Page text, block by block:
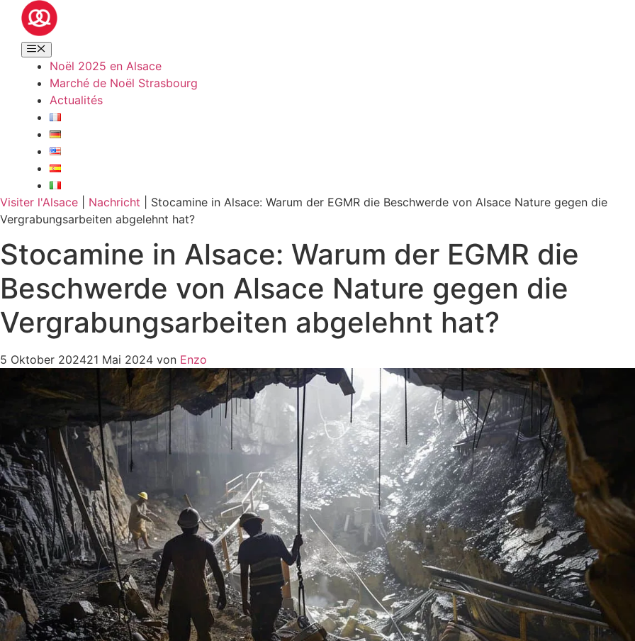
Noël 2025 en Alsace
Marché de Noël Strasbourg
Actualités
Visiter l'Alsace Nachricht
Stocamine in Alsace: Warum der EGMR die Beschwerde von Alsace Nature gegen die
Vergrabungsarbeiten abgelehnt hat?
Stocamine in Alsace: Warum der EGMR die
Beschwerde von Alsace Nature gegen die
Vergrabungsarbeiten abgelehnt hat?
5 Oktober 202421 Mai 2024 von Enzo